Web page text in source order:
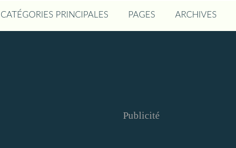
CATÉGORIES PRINCIPALES PAGES ARCHIVES
Publicité